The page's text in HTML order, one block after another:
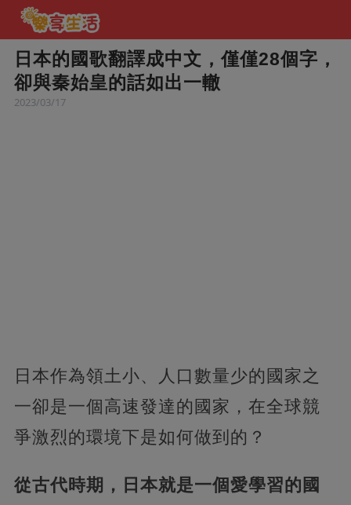
日本的國歌翻譯成中文，僅僅28個字，
卻與秦始皇的話如出一轍
2023/03/17
日本作為領土小、人口數量少的國家之
一卻是一個高速發達的國家，在全球競
爭激烈的環境下是如何做到的？
從古代時期，日本就是一個愛學習的國